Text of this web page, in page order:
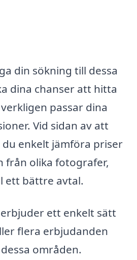
din sökning till dessa
dina chanser att hitta
passar dina
Vid sidan av att
du enkelt jämföra priser
från olika fotografer,
ett bättre avtal.
ett enkelt sätt
flera erbjudanden
områden.